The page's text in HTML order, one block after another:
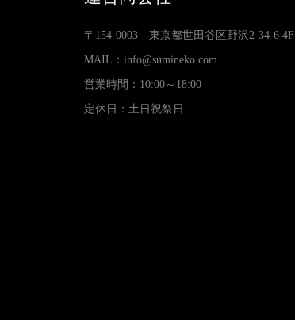
〒154-0003 東京都世田谷区野沢2-34-6 4F
MAIL： info@sumineko.com
営業時間：10:00～18:00
定休日：土日祝祭日